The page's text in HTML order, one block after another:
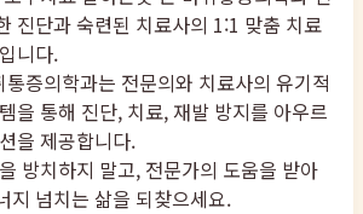
진단과 숙련된 치료사의 1:1 맞춤 치료
니다.
통증의학과는 전문의와 치료사의 유기적
을 통해 진단, 치료, 재발 방지를 아우르
을 제공합니다.
방치하지 말고, 전문가의 도움을 받아
지 넘치는 삶을 되찾으세요.